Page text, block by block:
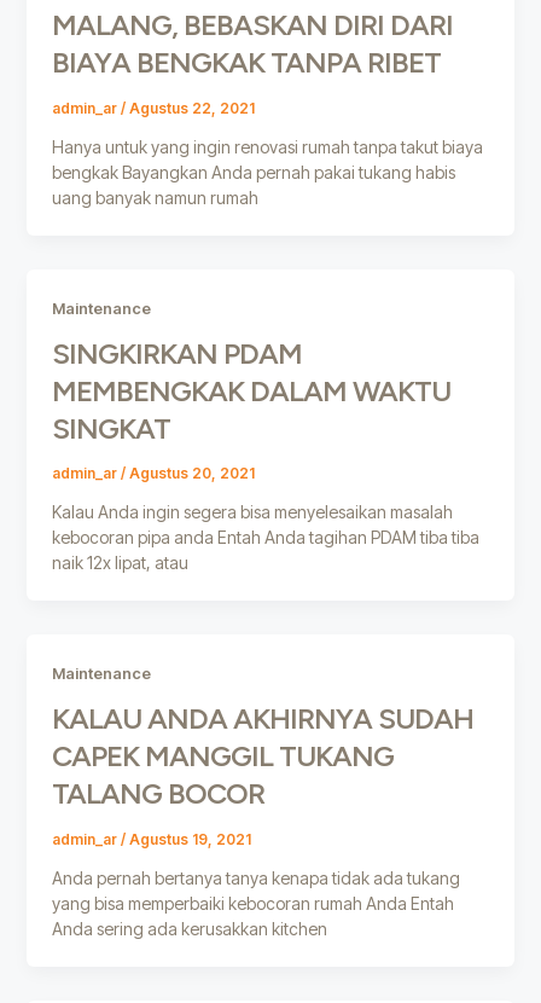
MALANG, BEBASKAN DIRI DARI
BIAYA BENGKAK TANPA RIBET
admin_ar / Agustus 22, 2021
Hanya untuk yang ingin renovasi rumah tanpa takut biaya
bengkak Bayangkan Anda pernah pakai tukang habis
uang banyak namun rumah
Maintenance
SINGKIRKAN PDAM
MEMBENGKAK DALAM WAKTU
SINGKAT
admin_ar / Agustus 20, 2021
Kalau Anda ingin segera bisa menyelesaikan masalah
kebocoran pipa anda Entah Anda tagihan PDAM tiba tiba
naik 12x lipat, atau
Maintenance
KALAU ANDA AKHIRNYA SUDAH
CAPEK MANGGIL TUKANG
TALANG BOCOR
admin_ar / Agustus 19, 2021
Anda pernah bertanya tanya kenapa tidak ada tukang
yang bisa memperbaiki kebocoran rumah Anda Entah
Anda sering ada kerusakkan kitchen